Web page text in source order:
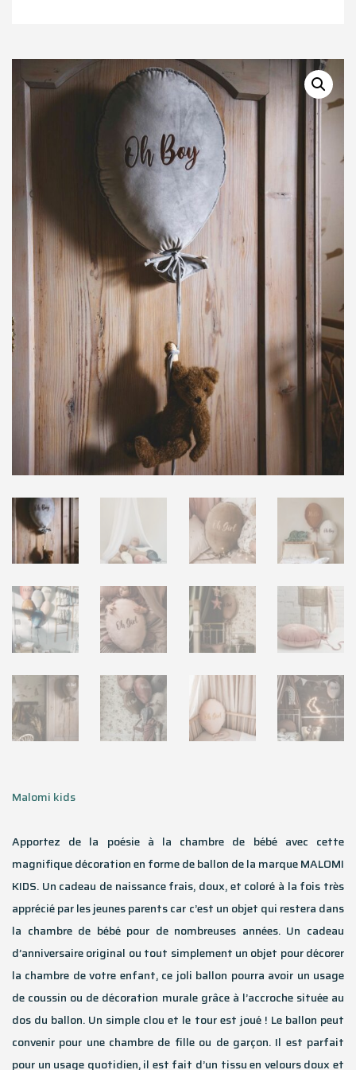
Malomi kids
Apportez de la poésie à la chambre de bébé avec cette
magnifique décoration en forme de ballon de la marque MALOMI
KIDS. Un cadeau de naissance frais, doux, et coloré à la fois très
apprécié par les jeunes parents car c’est un objet qui restera dans
la chambre de bébé pour de nombreuses années. Un cadeau
d’anniversaire original ou tout simplement un objet pour décorer
la chambre de votre enfant, ce joli ballon pourra avoir un usage
de coussin ou de décoration murale grâce à l’accroche située au
dos du ballon. Un simple clou et le tour est joué ! Le ballon peut
convenir pour une chambre de fille ou de garçon. Il est parfait
pour un usage quotidien, il est fait d’un tissu en velours doux et